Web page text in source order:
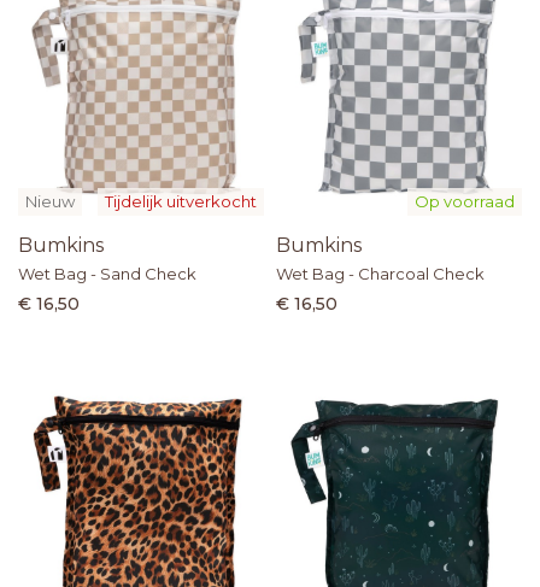
Tijdelijk uitverkocht
Nieuw
Bumkins
Wet Bag - Sand Check
€ 16,50
Op voorraad
Bumkins
Wet Bag - Charcoal Check
€ 16,50